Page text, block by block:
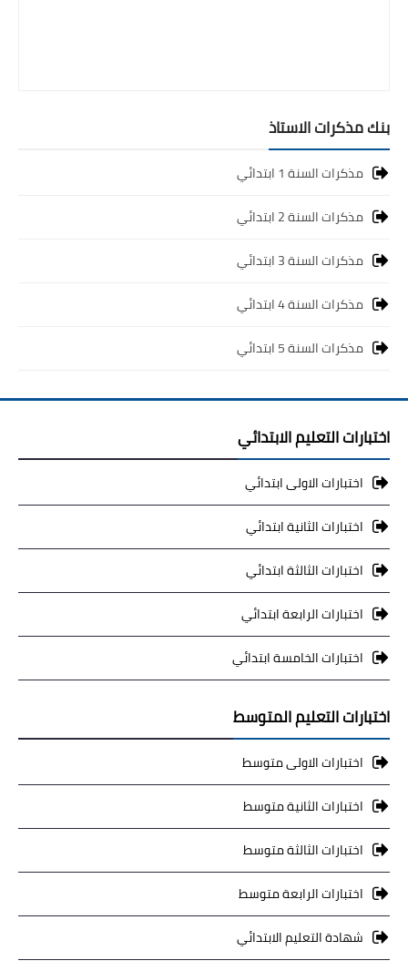
بنك مذكرات الاستاذ
مذكرات السنة 1 ابتدائي
مذكرات السنة 2 ابتدائي
مذكرات السنة 3 ابتدائي
مذكرات السنة 4 ابتدائي
مذكرات السنة 5 ابتدائي
اختبارات التعليم الابتدائي
اختبارات الاولى ابتدائي
اختبارات الثانية ابتدائي
اختبارات الثالثة ابتدائي
اختبارات الرابعة ابتدائي
اختبارات الخامسة ابتدائي
اختبارات التعليم المتوسط
اختبارات الاولى متوسط
اختبارات الثانية متوسط
اختبارات الثالثة متوسط
اختبارات الرابعة متوسط
شهادة التعليم الابتدائي